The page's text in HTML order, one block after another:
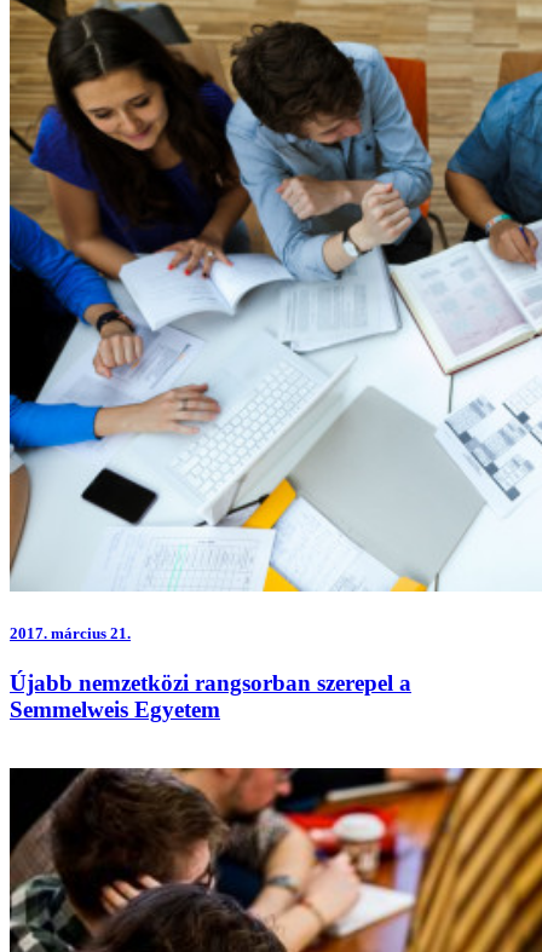
2017. március 21.
Újabb nemzetközi rangsorban szerepel a
Semmelweis Egyetem